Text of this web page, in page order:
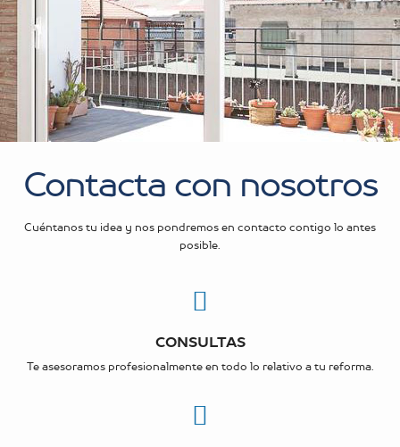
Contacta con nosotros
Cuéntanos tu idea y nos pondremos en contacto contigo lo antes
posible.
CONSULTAS
Te asesoramos profesionalmente en todo lo relativo a tu reforma.